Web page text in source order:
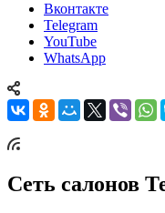
Вконтакте
Telegram
YouTube
WhatsApp
Сеть салонов